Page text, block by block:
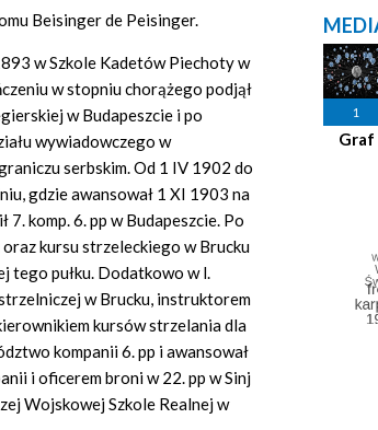
Beisinger de Peisinger.
w Szkole Kadetów Piechoty w
w stopniu chorążego podjął
w Budapeszcie i po
wywiadowczego w
serbskim. Od 1 IV 1902 do
gdzie awansował 1 XI 1903 na
komp. 6. pp w Budapeszcie. Po
kursu strzeleckiego w Brucku
tego pułku. Dodatkowo w l.
w Brucku, instruktorem
kursów strzelania dla
kompanii 6. pp i awansował
i oficerem broni w 22. pp w Sinj
Wojskowej Szkole Realnej w
1
Graf